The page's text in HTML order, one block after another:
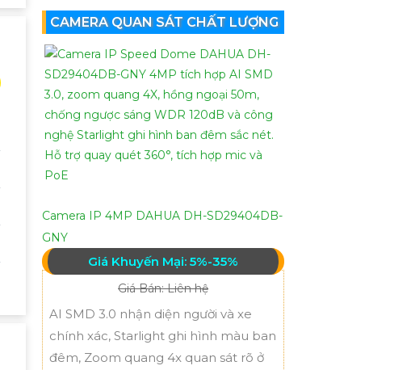
CAMERA QUAN SÁT CHẤT LƯỢNG
Camera IP 4MP DAHUA DH-SD29404DB-
GNY
Giá Khuyến Mại: 5%-35%
Giá Bán: Liên hệ
AI SMD 3.0 nhận diện người và xe
chính xác, Starlight ghi hình màu ban
đêm, Zoom quang 4x quan sát rõ ở